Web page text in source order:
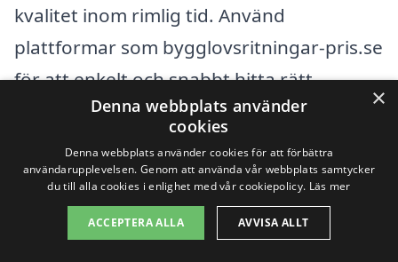
kvalitet inom rimlig tid. Använd
plattformar som bygglovsritningar-pris.se
för att enkelt och snabbt hitta rätt
leverantör i ditt område.
Genom att noga överväga dessa faktorer
och inhämtande av offerter kan du
säkerställa att du får professionella
×
Denna webbplats använder
cookies
Denna webbplats använder cookies för att förbättra
användarupplevelsen. Genom att använda vår webbplats samtycker
du till alla cookies i enlighet med vår cookiepolicy. Läs mer
ACCEPTERA ALLA AVVISA ALLT